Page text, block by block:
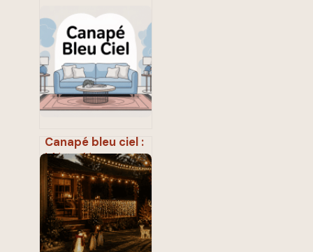
Canapé bleu ciel :
idées déco,
associations de
couleurs et styles
tendance